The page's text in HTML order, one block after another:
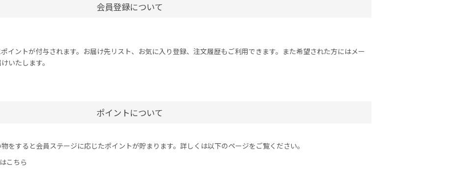
会員登録について
イントが付与されます。お届け先リスト、お気に入り登録、注文履歴もご利用できます。また希望された方にはメー
いたします。
ポイントについて
をすると会員ステージに応じたポイントが貯まります。詳しくは以下のページをご覧ください。
こちら